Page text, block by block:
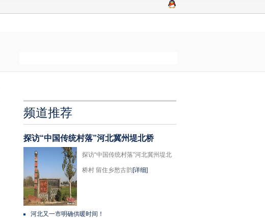
频道推荐
探访“中国传统村落”河北冀州堤北桥
探访“中国传统村落”河北冀州堤北
桥村 留住乡愁古韵[详细]
河北又一市明确供暖时间！